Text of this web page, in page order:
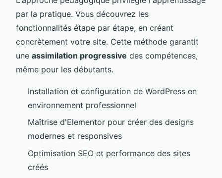
par la pratique. Vous découvrez les
fonctionnalités étape par étape, en créant
concrètement votre site. Cette méthode garantit
une assimilation progressive des compétences,
même pour les débutants.
Installation et configuration de WordPress en
environnement professionnel
Maîtrise d'Elementor pour créer des designs
modernes et responsives
Optimisation SEO et performance des sites
créés